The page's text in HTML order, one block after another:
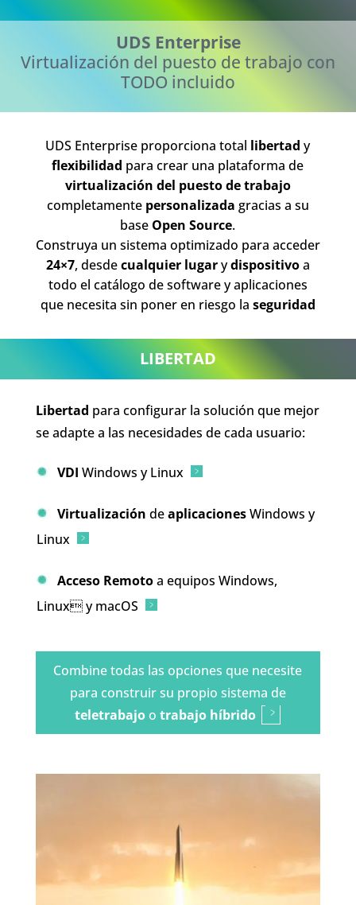
UDS Enterprise
Virtualización del puesto de trabajo con
TODO incluido
UDS Enterprise proporciona total libertad y
flexibilidad para crear una plataforma de
virtualización del puesto de trabajo
completamente personalizada gracias a su
base Open Source.
Construya un sistema optimizado para acceder
24×7, desdecualquier lugarydispositivoa
todo el catálogo de software y aplicaciones
que necesita sin poner en riesgo la seguridad
LIBERTAD
Libertad para configurar la solución que mejor
se adapte a las necesidades de cada usuario:
VDI Windows y Linux
Virtualización deaplicacionesWindows y
Linux
Acceso Remotoa equipos Windows,
Linux y macOS
Combine todas las opciones que necesite
para construir su propio sistema de
teletrabajootrabajo híbrido